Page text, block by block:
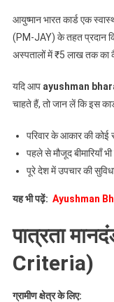
आयुष्मान भारत कार्ड एक
(PM-JAY) के तहत प्रदान
अस्पतालों में ₹5 लाख तक का
यदि आप ayushman
चाहते हैं, तो जान लें कि इस
परिवार के आकार की कोई
पहले से मौजूद बीमारियाँ
पूरे देश में उपचार की
यह भी पढ़ें: Ayushman
पात्रता
Criteria)
ग्रामीणक्षेत्रकेलिए: